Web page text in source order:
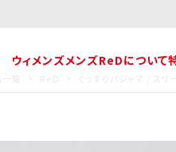
ウィメンズメンズReDについて